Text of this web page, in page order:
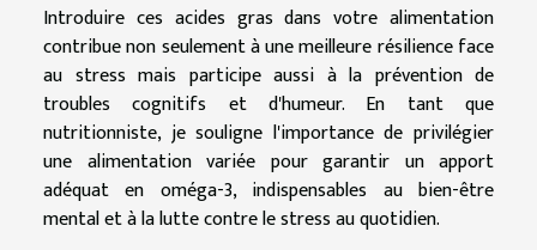
Introduire ces acides gras dans votre alimentation
contribue non seulement à une meilleure résilience face
au stress mais participe aussi à la prévention de
troubles cognitifs et d'humeur. En tant que
nutritionniste, je souligne l'importance de privilégier
une alimentation variée pour garantir un apport
adéquat en oméga-3, indispensables au bien-être
mental et à la lutte contre le stress au quotidien.